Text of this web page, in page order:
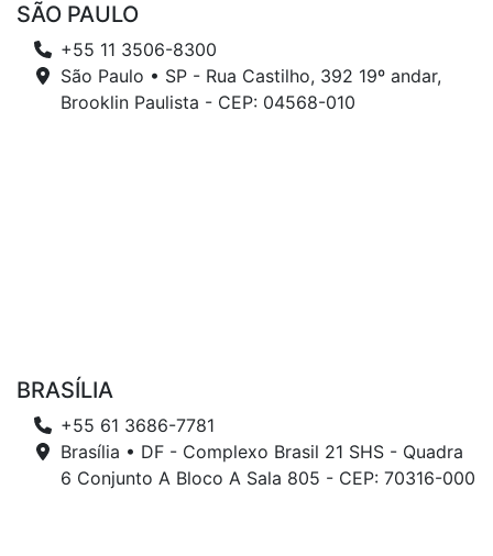
SÃO PAULO
+55 11 3506-8300
São Paulo • SP - Rua Castilho, 392 19º andar,
Brooklin Paulista - CEP: 04568-010
BRASÍLIA
+55 61 3686-7781
Brasília • DF - Complexo Brasil 21 SHS - Quadra
6 Conjunto A Bloco A Sala 805 - CEP: 70316-000